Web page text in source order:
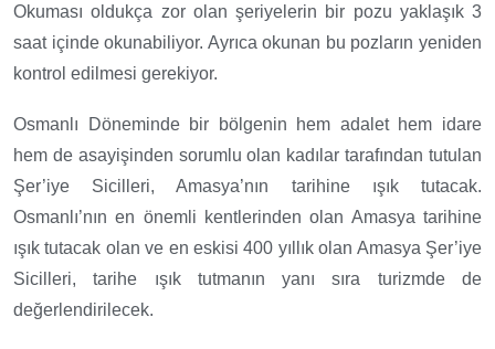
Okuması oldukça zor olan şeriyelerin bir pozu yaklaşık 3
saat içinde okunabiliyor. Ayrıca okunan bu pozların yeniden
kontrol edilmesi gerekiyor.
Osmanlı Döneminde bir bölgenin hem adalet hem idare
hem de asayişinden sorumlu olan kadılar tarafından tutulan
Şer’iye Sicilleri, Amasya’nın tarihine ışık tutacak.
Osmanlı’nın en önemli kentlerinden olan Amasya tarihine
ışık tutacak olan ve en eskisi 400 yıllık olan Amasya Şer’iye
Sicilleri, tarihe ışık tutmanın yanı sıra turizmde de
değerlendirilecek.